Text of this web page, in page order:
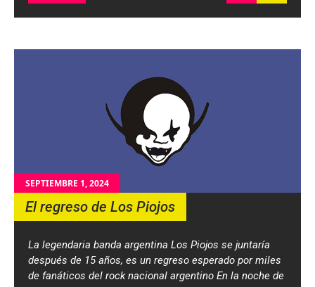
SEPTIEMBRE 1, 2024
El regreso de Los Piojos
La legendaria banda argentina Los Piojos se juntaría
después de 15 años, es un regreso esperado por miles
de fanáticos del rock nacional argentino En la noche de